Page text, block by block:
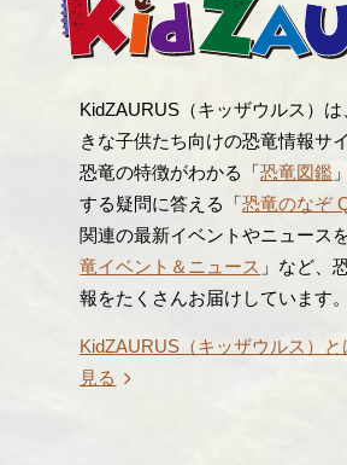
KidZAURUS（キッザウルス）
きな子供たち向けの恐竜情報サ
恐竜の特徴がわかる「恐竜図鑑
する疑問に答える「恐竜のなぞ
関連の最新イベントやニュース
竜イベント＆ニュース 」など、
報をたくさんお届けしています。
KidZAURUS（キッザウルス）と
見る